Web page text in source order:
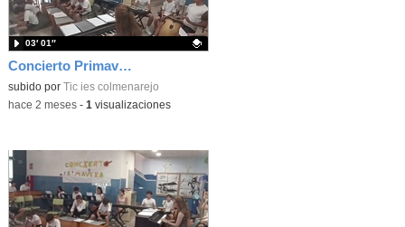
Concierto Primavera Taller Musica 2026 3d5
Contenido educativo.
subido por Tic ies colmenarejo
03′ 01″
-hace 2 meses- 1 visualizaciones